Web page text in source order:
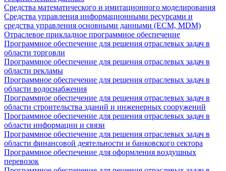
Средства математического и имитационного моделирования
Средства управления информационными ресурсами и
средства управления основными данными (ECM, MDM)
Отраслевое прикладное программное обеспечение
Программное обеспечение для решения отраслевых задач в
области торговли
Программное обеспечение для решения отраслевых задач в
области рекламы
Программное обеспечение для решения отраслевых задач в
области водоснабжения
Программное обеспечение для решения отраслевых задач в
области строительства зданий и инженерных сооружений
Программное обеспечение для решения отраслевых задач в
области информации и связи
Программное обеспечение для решения отраслевых задач в
области финансовой деятельности и банковского сектора
Программное обеспечение для оформления воздушных
перевозок